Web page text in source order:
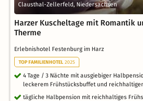
Clausthal-Zellerfeld, Niedersachsen
Harzer Kuscheltage mit Romantik
Therme
Erlebnishotel Festenburg im Harz
TOP FAMILIENHOTEL 2025
4 Tage / 3 Nächte mit ausgiebiger
leckerem Frühstücksbuffet und
tägliche Halbpension mit reichhaltiges